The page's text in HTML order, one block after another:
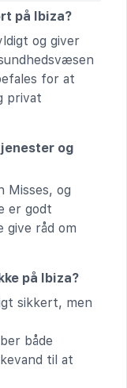
på Ibiza?
og giver
for at
privat
og
Misses, og
er godt
give råd om
på Ibiza?
sikkert, men
både
til at